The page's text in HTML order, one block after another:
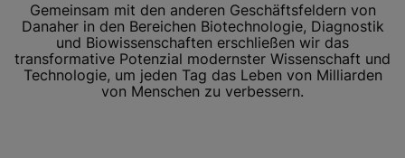
Gemeinsam mit den anderen Geschäftsfeldern von
Danaher in den Bereichen Biotechnologie, Diagnostik
und Biowissenschaften erschließen wir das
transformative Potenzial modernster Wissenschaft und
Technologie, um jeden Tag das Leben von Milliarden
von Menschen zu verbessern.